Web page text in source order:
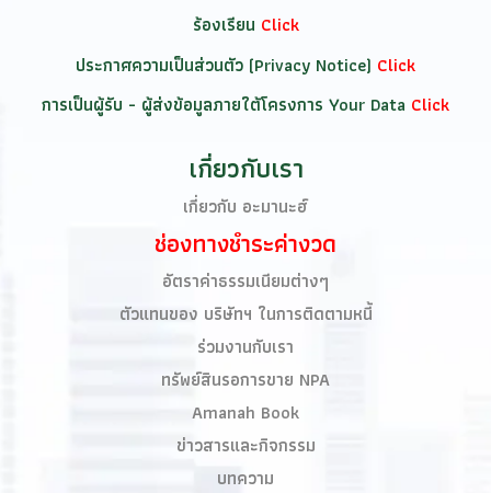
ร้องเรียน Click
ประกาศความเป็นส่วนตัว (Privacy Notice) Click
การเป็นผู้รับ - ผู้ส่งข้อมูลภายใต้โครงการ Your Data Click
เกี่ยวกับเรา
เกี่ยวกับ อะมานะฮ์
ช่องทางชำระค่างวด
อัตราค่าธรรมเนียมต่างๆ
ตัวแทนของ บริษัทฯ ในการติดตามหนี้
ร่วมงานกับเรา
ทรัพย์สินรอการขาย NPA
Amanah Book​
ข่าวสารและกิจกรรม
บทความ